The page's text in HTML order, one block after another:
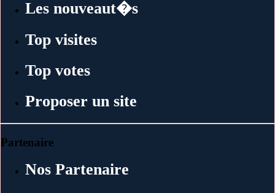
Les nouveaut�s
Top visites
Top votes
Proposer un site
Partenaire
Nos Partenaire